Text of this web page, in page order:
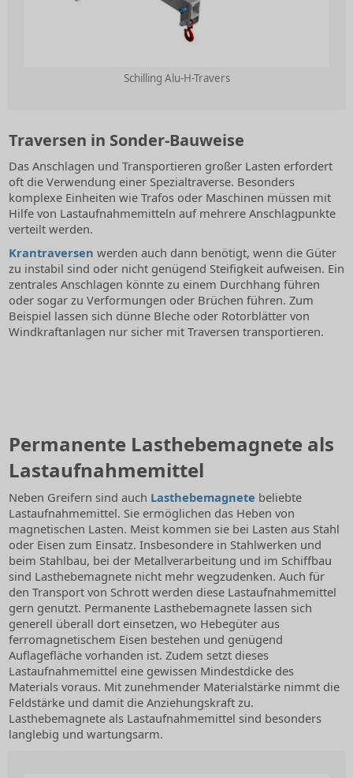
Schilling Alu-H-Travers
Traversen in Sonder-Bauweise
Das Anschlagen und Transportieren großer Lasten erfordert
oft die Verwendung einer Spezialtraverse. Besonders
komplexe Einheiten wie Trafos oder Maschinen müssen mit
Hilfe von Lastaufnahmemitteln auf mehrere Anschlagpunkte
verteilt werden.
Krantraversen werden auch dann benötigt, wenn die Güter
zu instabil sind oder nicht genügend Steifigkeit aufweisen. Ein
zentrales Anschlagen könnte zu einem Durchhang führen
oder sogar zu Verformungen oder Brüchen führen. Zum
Beispiel lassen sich dünne Bleche oder Rotorblätter von
Windkraftanlagen nur sicher mit Traversen transportieren.
Permanente Lasthebemagnete als
Lastaufnahmemittel
Neben Greifern sind auch Lasthebemagnete beliebte
Lastaufnahmemittel. Sie ermöglichen das Heben von
magnetischen Lasten. Meist kommen sie bei Lasten aus Stahl
oder Eisen zum Einsatz. Insbesondere in Stahlwerken und
beim Stahlbau, bei der Metallverarbeitung und im Schiffbau
sind Lasthebemagnete nicht mehr wegzudenken. Auch für
den Transport von Schrott werden diese Lastaufnahmemittel
gern genutzt. Permanente Lasthebemagnete lassen sich
generell überall dort einsetzen, wo Hebegüter aus
ferromagnetischem Eisen bestehen und genügend
Auflagefläche vorhanden ist. Zudem setzt dieses
Lastaufnahmemittel eine gewissen Mindestdicke des
Materials voraus. Mit zunehmender Materialstärke nimmt die
Feldstärke und damit die Anziehungskraft zu.
Lasthebemagnete als Lastaufnahmemittel sind besonders
langlebig und wartungsarm.